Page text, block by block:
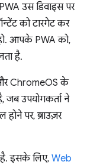
उस डिवाइस पर
को टारगेट कर
आपके PWA को,
है.
ChromeOS के
जब उपयोगकर्ता ने
पर, ब्राउज़र
इसके लिए, Web